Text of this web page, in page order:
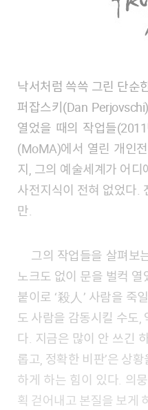
낙서처럼 쓱쓱 그린 단순
퍼잡스키(Dan
열었을 때의 작업들
(MoMA)에서 열린 개인
지, 그의 예술세계가 어
사전지식이 전혀 없었다.
만.
그의 작업들을 살펴보는 동안 ‘촌철살인’이란 단어가
노크도 없이 문을 벌컥 열
붙이로 ‘殺人’ 사람을 죽
도 사람을 감동시킬 수도,
다. 지금은 많이 안 쓰긴
롭고, 정확한 비판’은 상
하게 하는 힘이 있다. 의
획 걷어내고 본질을 보게